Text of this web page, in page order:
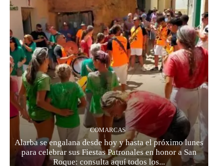
COMARCAS
Alarba se engalana desde hoy y hasta el próximo lunes
para celebrar sus Fiestas Patronales en honor a San
Roque: consulta aquí todos los...